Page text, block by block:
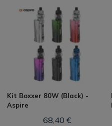
Kit Boxxer 80W (Black) -
Aspire
68,40 €